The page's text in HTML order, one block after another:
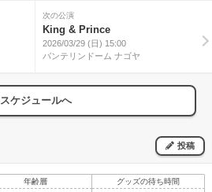
次の公演
King & Prince
2026/03/29 (日) 15:00
バンテリンドーム ナゴヤ
スケジュールへ
投稿
年齢層 グッズの待ち時間